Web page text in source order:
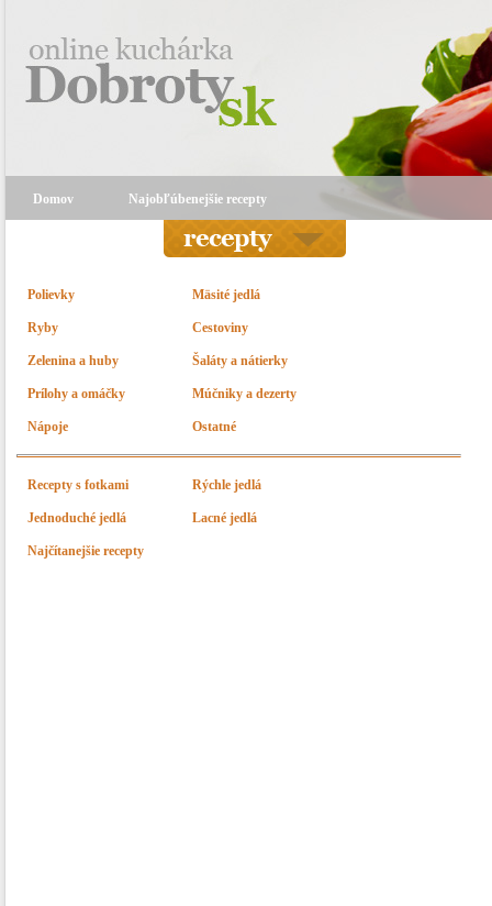
Domov Najobľúbenejšie recepty
Polievky Mäsité jedlá
Ryby Cestoviny
Zelenina a huby Šaláty a nátierky
Prílohy a omáčky Múčniky a dezerty
Nápoje Ostatné
Recepty s fotkami Rýchle jedlá
Jednoduché jedlá Lacné jedlá
Najčítanejšie recepty